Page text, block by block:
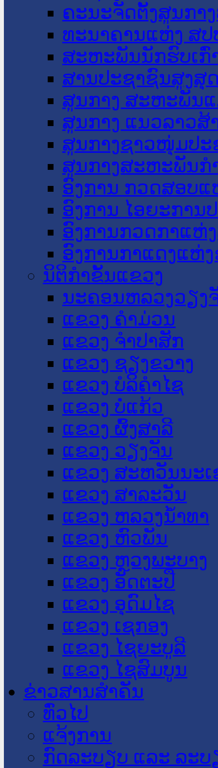
ຄະນະຈັດຕັ້ງສູນກາ
ທະນາຄານແຫ່ງ ສປ
ສະຫະພັນນັກຮົບເກົ່
ສານປະຊາຊົນສູງສຸ
ສູນກາງ ສະຫະພັນ
ສູນກາງ ແນວລາວສ້
ສູນກາງຊາວໜຸ່ມປະ
ສູນກາງສະຫະພັນກ
ອົງການ ກວດສອບແ
ອົງການ ໄອຍະການ
ອົງການກວດກາແຫ່
ອົງການກາແດງແຫ່
ນິຕິກໍາຂັ້ນແຂວງ
ນະ​ຄອນ​ຫລວງວຽງ
ແຂວງ ຄໍາມ່ວນ
ແຂວງ ຈໍາປາສັກ
ແຂວງ ຊຽງຂວາງ
ແຂວງ ບໍລິຄໍາໄຊ
ແຂວງ ບໍ່ແກ້ວ
ແຂວງ ຜົ້ງສາລີ
ແຂວງ ວຽງຈັນ
ແຂວງ ສະຫວັນນະ
ແຂວງ ສາລະວັນ
ແຂວງ ຫລວງນໍ້າທາ
ແຂວງ ຫົວພັນ
ແຂວງ ຫຼວງພະບາງ
ແຂວງ ອັດຕະປື
ແຂວງ ອຸດົມໄຊ
ແຂວງ ເຊກອງ
ແຂວງ ໄຊຍະບູລີ
ແຂວງ ໄຊສົມບູນ
ຂ່າວສານສໍາຄັນ
​ທົ່ວ​ໄປ
ແຈ້ງການ
ກົດລະບຽບ ແລະ ລະບ